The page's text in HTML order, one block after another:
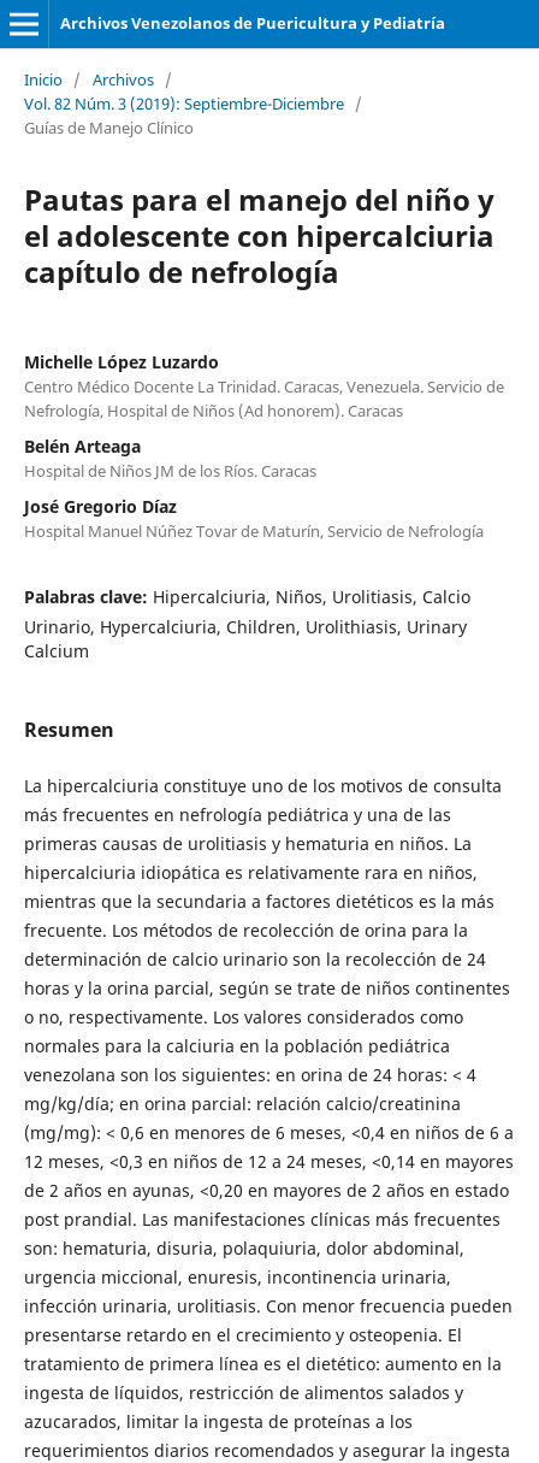
Archivos Venezolanos de Puericultura y Pediatría
Inicio / Archivos /
Vol. 82 Núm. 3 (2019): Septiembre-Diciembre /
Guías de Manejo Clínico
Pautas para el manejo del niño y
el adolescente con hipercalciuria
capítulo de nefrología
Michelle López Luzardo
Centro Médico Docente La Trinidad. Caracas, Venezuela. Servicio de
Nefrología, Hospital de Niños (Ad honorem). Caracas
Belén Arteaga
Hospital de Niños JM de los Ríos. Caracas
José Gregorio Díaz
Hospital Manuel Núñez Tovar de Maturín, Servicio de Nefrología
Palabras clave: Hipercalciuria, Niños, Urolitiasis, Calcio
Urinario, Hypercalciuria, Children, Urolithiasis, Urinary
Calcium
Resumen
La hipercalciuria constituye uno de los motivos de consulta
más frecuentes en nefrología pediátrica y una de las
primeras causas de urolitiasis y hematuria en niños. La
hipercalciuria idiopática es relativamente rara en niños,
mientras que la secundaria a factores dietéticos es la más
frecuente. Los métodos de recolección de orina para la
determinación de calcio urinario son la recolección de 24
horas y la orina parcial, según se trate de niños continentes
o no, respectivamente. Los valores considerados como
normales para la calciuria en la población pediátrica
venezolana son los siguientes: en orina de 24 horas: < 4
mg/kg/día; en orina parcial: relación calcio/creatinina
(mg/mg): < 0,6 en menores de 6 meses, <0,4 en niños de 6 a
12 meses, <0,3 en niños de 12 a 24 meses, <0,14 en mayores
de 2 años en ayunas, <0,20 en mayores de 2 años en estado
post prandial. Las manifestaciones clínicas más frecuentes
son: hematuria, disuria, polaquiuria, dolor abdominal,
urgencia miccional, enuresis, incontinencia urinaria,
infección urinaria, urolitiasis. Con menor frecuencia pueden
presentarse retardo en el crecimiento y osteopenia. El
tratamiento de primera línea es el dietético: aumento en la
ingesta de líquidos, restricción de alimentos salados y
azucarados, limitar la ingesta de proteínas a los
requerimientos diarios recomendados y asegurar la ingesta